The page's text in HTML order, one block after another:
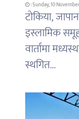
: Sunday, 10
टोकिया,
इस्लामिक
वार्तामा
स्थगित...